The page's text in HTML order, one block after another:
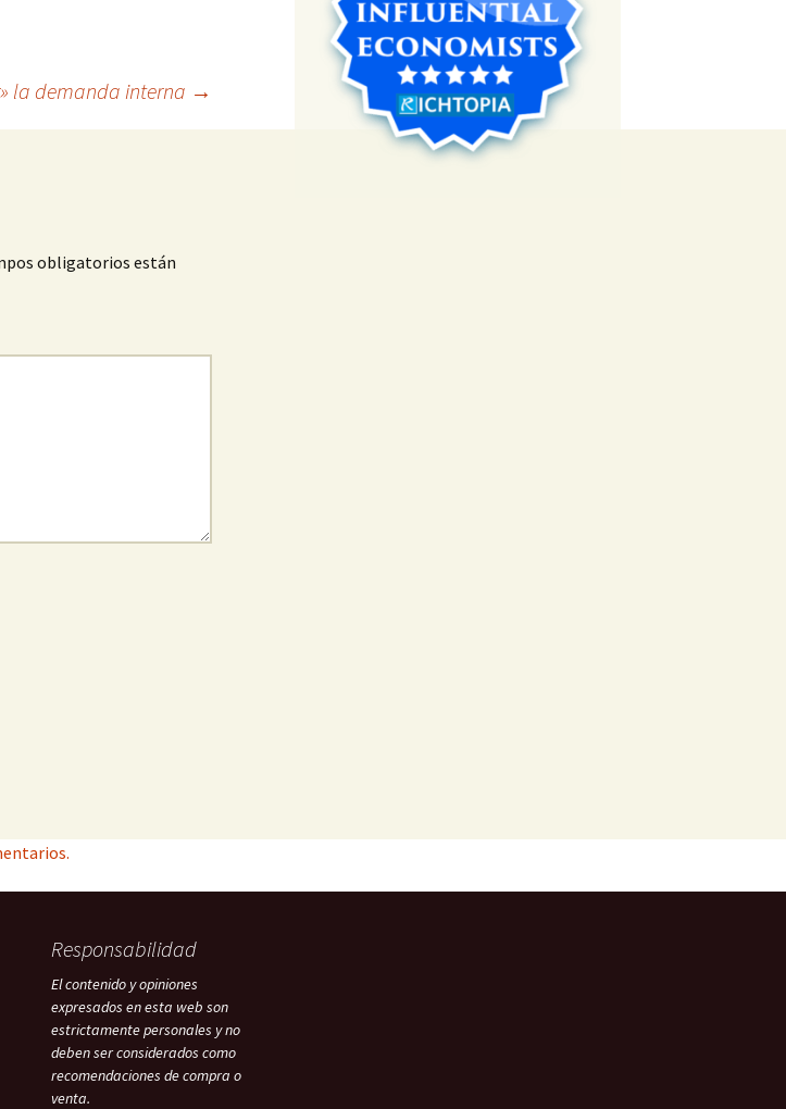
la demanda interna →
obligatorios están
Responsabilidad
El contenido y opiniones
expresados en esta web son
estrictamente personales y no
deben ser considerados como
recomendaciones de compra o
venta.